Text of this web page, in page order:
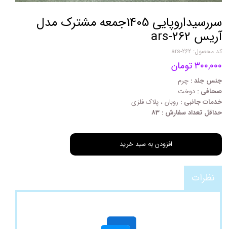
سررسیداروپایی 1405جمعه مشترک مدل
آریس ars-262
کد محصول: ars-262
۳۰۰,۰۰۰ تومان
جنس جلد : چرم
صحافی : دوخت
خدمات جانبی : روبان ، پلاک فلزی
حداقل تعداد سفارش : 83
افزودن به سبد خرید
نظرات